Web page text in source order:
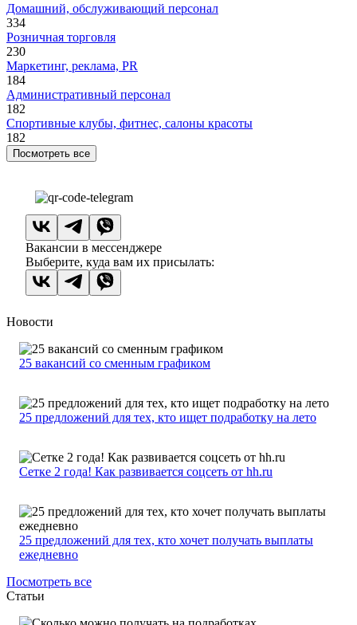
Домашний, обслуживающий персонал
334
Розничная торговля
230
Маркетинг, реклама, PR
184
Административный персонал
182
Спортивные клубы, фитнес, салоны красоты
182
Посмотреть все
Вакансии в мессенджере
Выберите, куда вам их присылать:
Новости
25 вакансий со сменным графиком
25 предложений для тех, кто ищет подработку на лето
Сетке 2 года! Как развивается соцсеть от hh.ru
25 предложений для тех, кто хочет получать выплаты
ежедневно
Посмотреть все
Статьи